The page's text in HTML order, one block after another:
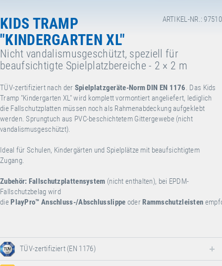
ARTIKEL-NR.: 97510
KIDS TRAMP
"KINDERGARTEN XL"
Nicht vandalismusgeschützt, speziell für
beaufsichtigte Spielplatzbereiche - 2 × 2 m
TÜV-zertifiziert nach der Spielplatzgeräte-Norm DIN EN 1176. Das Kids
Tramp "Kindergarten XL" wird komplett vormontiert angeliefert, lediglich
die Fallschutzplatten müssen noch als Rahmenabdeckung aufgeklebt
werden. Sprungtuch aus PVC-beschichtetem Gittergewebe (nicht
vandalismusgeschützt).
Ideal für Schulen, Kindergärten und Spielplätze mit beaufsichtigtem
Zugang.
Zubehör: Fallschutzplattensystem (nicht enthalten), bei EPDM-
Fallschutzbelag wird
die PlayPro™ Anschluss-/Abschlusslippe oder Rammschutzleisten
TÜV-zertifiziert (EN 1176)